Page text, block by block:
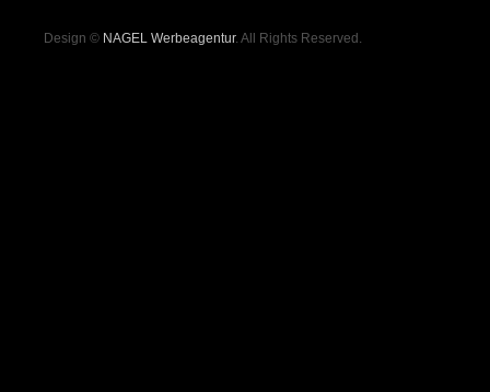
Design © NAGEL Werbeagentur. All Rights Reserved.